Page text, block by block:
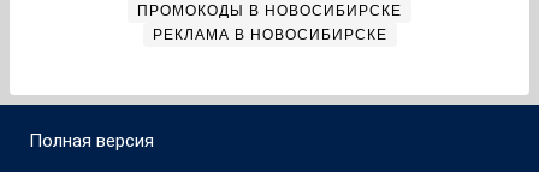
ПРОМОКОДЫ В НОВОСИБИРСКЕ
РЕКЛАМА В НОВОСИБИРСКЕ
Полная версия